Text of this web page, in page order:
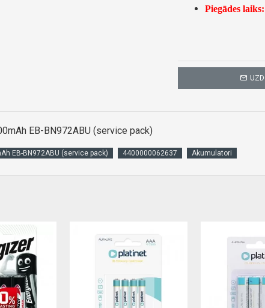
Piegādes
EB-BN972ABU (service pack)
EB-BN972ABU (service pack) 4400000062637 Akumulatori